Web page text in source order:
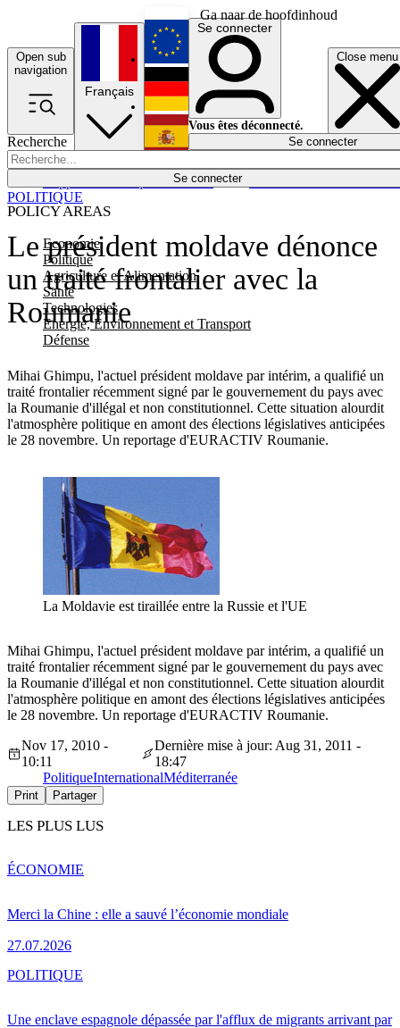
Ga naar de hoofdinhoud
Open sub
navigation
Close menu
Recherche
Se connecter
POLICY AREAS
Economie
Politique
Agriculture et Alimentation
Santé
Technologies
Energie, Environnement et Transport
Défense
Économie
Français
English
Deutsch
Español
Se connecter
Vous êtes déconnecté.
Se connecter
Le président moldave dénonce
un traité frontalier avec la
Roumanie
Mihai Ghimpu, l'actuel président moldave par intérim, a qualifié un
traité frontalier récemment signé par le gouvernement du pays avec
la Roumanie d'illégal et non constitutionnel. Cette situation alourdit
l'atmosphère politique en amont des élections législatives anticipées
le 28 novembre. Un reportage d'EURACTIV Roumanie.
POLITIQUE
La Moldavie est tiraillée entre la Russie et l'UE
Mihai Ghimpu, l'actuel président moldave par intérim, a qualifié un
traité frontalier récemment signé par le gouvernement du pays avec
la Roumanie d'illégal et non constitutionnel. Cette situation alourdit
l'atmosphère politique en amont des élections législatives anticipées
le 28 novembre. Un reportage d'EURACTIV Roumanie.
Nov 17, 2010 -
10:11
Dernière mise à jour: Aug 31, 2011 -
18:47
PolitiqueInternationalMéditerranée
Print Partager
LES PLUS LUS
Merci la Chine : elle a sauvé l’économie mondiale
27.07.2026
ÉCONOMIE
Une enclave espagnole dépassée par l'afflux de migrants arrivant par
POLITIQUE